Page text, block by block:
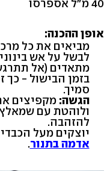
40 מ"ל אספרסו
אופן ההכנה:
מביאים את כל
לבשל על אש
מתאדים (אל
בזמן הבישול - כך
סמיך.
הגשה: מקפיצים
להזהבה.
יוצקים מעל
אדמה בתנור.